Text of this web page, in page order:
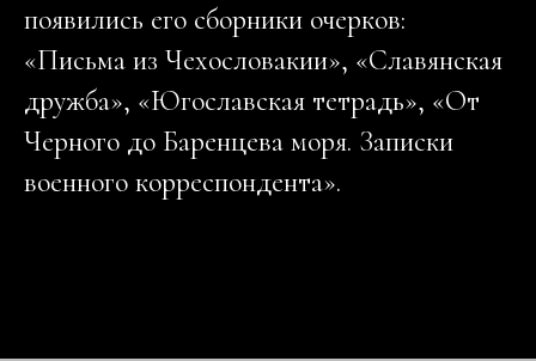
по­явились его сборники очерков:
«Письма из Чехословакии», «Сла­вянская
дружба», «Юг­ославская тетрадь», «От
Черного до Барен­цева моря. Записки
военного корреспонден­та».